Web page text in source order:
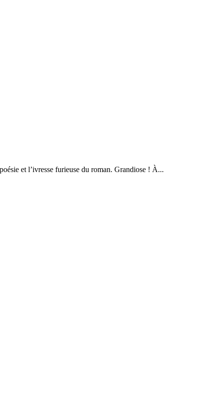
et l’ivresse furieuse du roman. Grandiose ! À...